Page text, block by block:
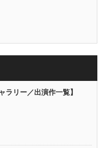
ラリー／出演作一覧】